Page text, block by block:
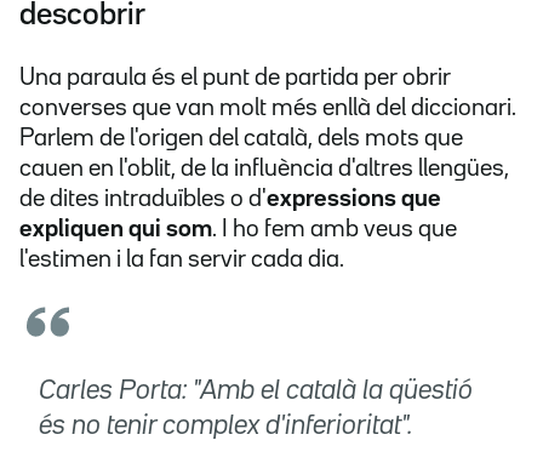
descobrir
Una paraula és el punt de partida per obrir
converses que van molt més enllà del diccionari.
Parlem de l'origen del català, dels mots que
cauen en l'oblit, de la influència d'altres llengües,
de dites intraduïbles o d'expressions que
expliquen qui som. I ho fem amb veus que
l'estimen i la fan servir cada dia.
Carles Porta: "Amb el català la qüestió
és no tenir complex d'inferioritat".